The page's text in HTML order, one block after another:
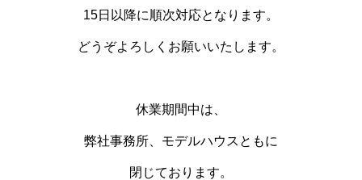
15日以降に順次対応となります。
どうぞよろしくお願いいたします。
休業期間中は、
弊社事務所、モデルハウスともに
閉じております。